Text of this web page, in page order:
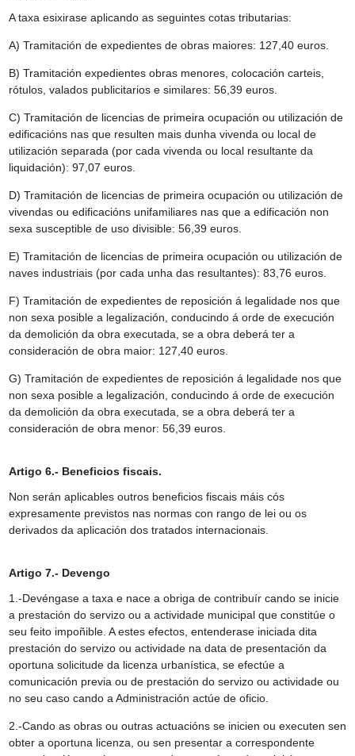
A taxa esixirase aplicando as seguintes cotas tributarias:
A) Tramitación de expedientes de obras maiores: 127,40 euros.
B) Tramitación expedientes obras menores, colocación carteis,
rótulos, valados publicitarios e similares: 56,39 euros.
C) Tramitación de licencias de primeira ocupación ou utilización de
edificacións nas que resulten mais dunha vivenda ou local de
utilización separada (por cada vivenda ou local resultante da
liquidación): 97,07 euros.
D) Tramitación de licencias de primeira ocupación ou utilización de
vivendas ou edificacións unifamiliares nas que a edificación non
sexa susceptible de uso divisible: 56,39 euros.
E) Tramitación de licencias de primeira ocupación ou utilización de
naves industriais (por cada unha das resultantes): 83,76 euros.
F) Tramitación de expedientes de reposición á legalidade nos que
non sexa posible a legalización, conducindo á orde de execución
da demolición da obra executada, se a obra deberá ter a
consideración de obra maior: 127,40 euros.
G) Tramitación de expedientes de reposición á legalidade nos que
non sexa posible a legalización, conducindo á orde de execución
da demolición da obra executada, se a obra deberá ter a
consideración de obra menor: 56,39 euros.
Artigo 6.- Beneficios fiscais.
Non serán aplicables outros beneficios fiscais máis cós
expresamente previstos nas normas con rango de lei ou os
derivados da aplicación dos tratados internacionais.
Artigo 7.- Devengo
1.-Devéngase a taxa e nace a obriga de contribuír cando se inicie
a prestación do servizo ou a actividade municipal que constitúe o
seu feito impoñible. A estes efectos, entenderase iniciada dita
prestación do servizo ou actividade na data de presentación da
oportuna solicitude da licenza urbanística, se efectúe a
comunicación previa ou de prestación do servizo ou actividade ou
no seu caso cando a Administración actúe de oficio.
2.-Cando as obras ou outras actuacións se inicien ou executen sen
obter a oportuna licenza, ou sen presentar a correspondente